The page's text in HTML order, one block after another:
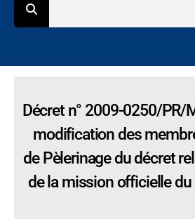
Décret n° 2009-0250/PR/
modification des
de Pèlerinage du décret
de la mission officielle